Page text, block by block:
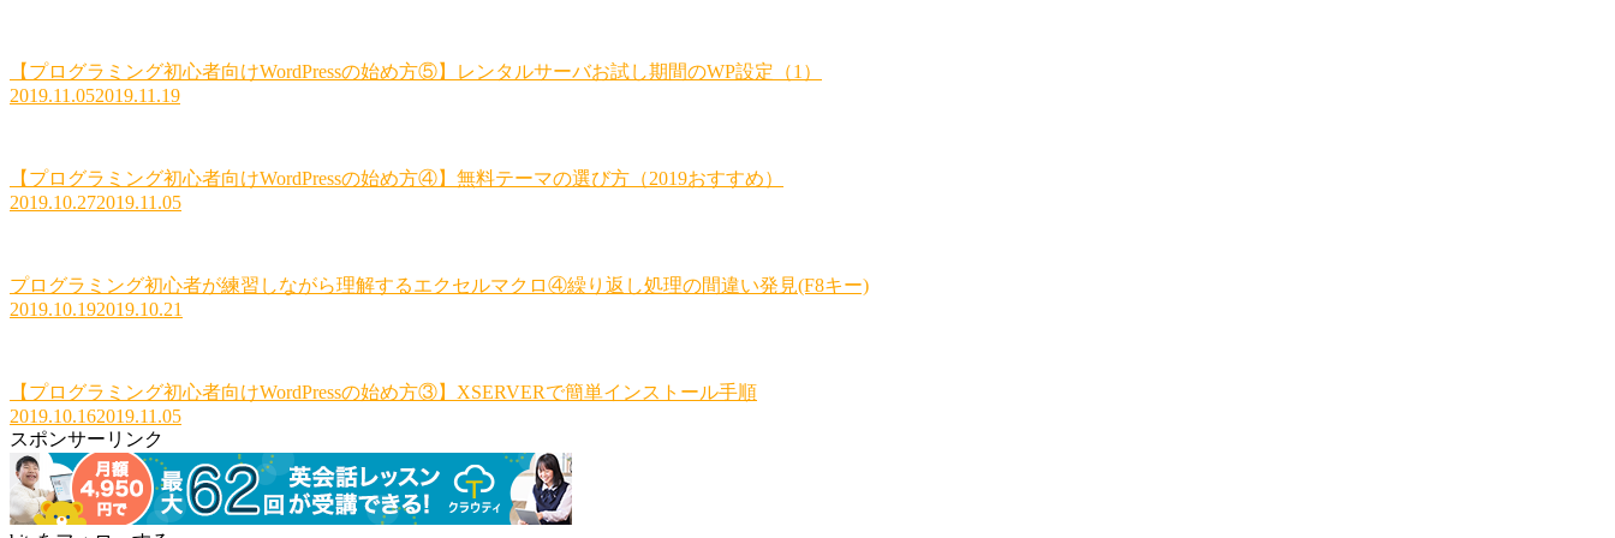
【プログラミング初心者向けWordPressの始め方⑤】レンタルサーバお試し期間のWP設定（1）
2019.11.052019.11.19
【プログラミング初心者向けWordPressの始め方④】無料テーマの選び方（2019おすすめ）
2019.10.272019.11.05
プログラミング初心者が練習しながら理解するエクセルマクロ④繰り返し処理の間違い発見(F8キー)
2019.10.192019.10.21
【プログラミング初心者向けWordPressの始め方③】XSERVERで簡単インストール手順
2019.10.162019.11.05
スポンサーリンク